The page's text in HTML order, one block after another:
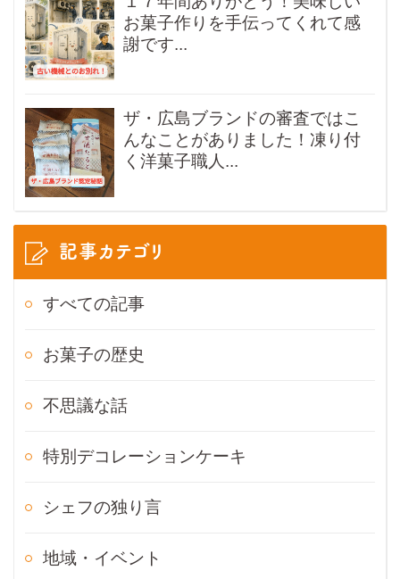
お菓子作りを手伝ってくれて感
謝です...
ザ・広島ブランドの審査ではこ
んなことがありました！凍り付
く洋菓子職人...
記事カテゴリ
すべての記事
お菓子の歴史
不思議な話
特別デコレーションケーキ
シェフの独り言
地域・イベント